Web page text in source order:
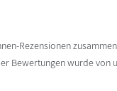
Rezensionen
Bewertungen wurde von